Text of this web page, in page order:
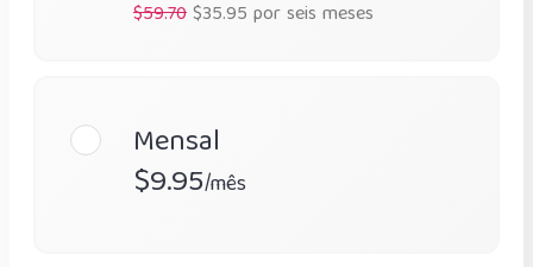
$59.70$35.95 por seis meses
Mensal
$9.95/mês